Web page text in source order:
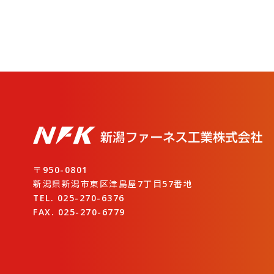
〒950-0801
新潟県新潟市東区津島屋7丁目57番地
TEL. 025-270-6376
FAX. 025-270-6779